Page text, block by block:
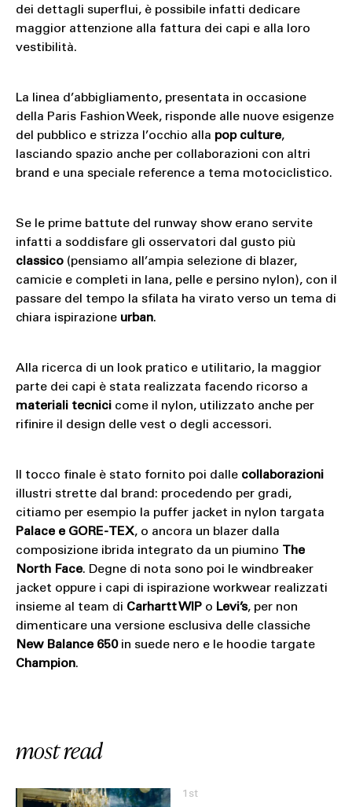
dei dettagli superflui, è possibile infatti dedicare
maggior attenzione alla fattura dei capi e alla loro
vestibilità.
La linea d’abbigliamento, presentata in occasione
della Paris Fashion Week, risponde alle nuove esigenze
del pubblico e strizza l’occhio alla pop culture,
lasciando spazio anche per collaborazioni con altri
brand e una speciale reference a tema motociclistico.
Se le prime battute del runway show erano servite
infatti a soddisfare gli osservatori dal gusto più
classico(pensiamo all’ampia selezione di blazer,
camicie e completi in lana, pelle e persino nylon), con il
passare del tempo la sfilata ha virato verso un tema di
chiara ispirazione urban.
Alla ricerca di un look pratico e utilitario, la maggior
parte dei capi è stata realizzata facendo ricorso a
materiali tecnicicome il nylon, utilizzato anche per
rifinire il design delle vest o degli accessori.
Il tocco finale è stato fornito poi dalle collaborazioni
illustri strette dal brand: procedendo per gradi,
citiamo per esempio la puffer jacket in nylon targata
Palace e GORE-TEX, o ancora un blazer dalla
composizione ibrida integrato da un piumino The
North Face. Degne di nota sono poi le windbreaker
jacket oppure i capi di ispirazione workwear realizzati
insieme al team di Carhartt WIPo Levi’s, per non
dimenticare una versione esclusiva delle classiche
New Balance 650in suede nero e le hoodie targate
Champion.
most read
1st